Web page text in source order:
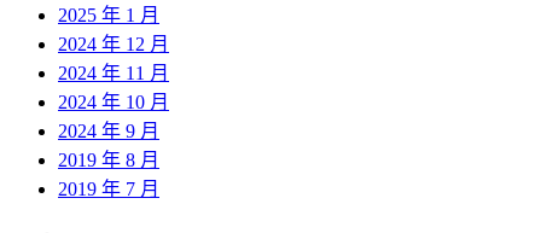
2025 年 1 月
2024 年 12 月
2024 年 11 月
2024 年 10 月
2024 年 9 月
2019 年 8 月
2019 年 7 月